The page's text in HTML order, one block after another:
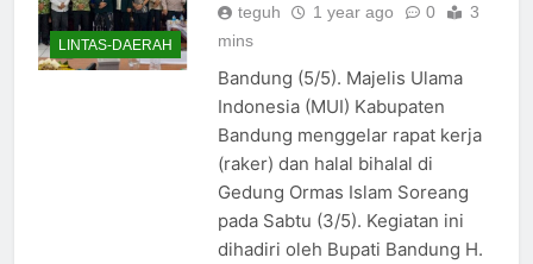
LINTAS-DAERAH
teguh 1 year ago 0
3
mins
Bandung (5/5). Majelis Ulama
Indonesia (MUI) Kabupaten
Bandung menggelar rapat kerja
(raker) dan halal bihalal di
Gedung Ormas Islam Soreang
pada Sabtu (3/5). Kegiatan ini
dihadiri oleh Bupati Bandung H.